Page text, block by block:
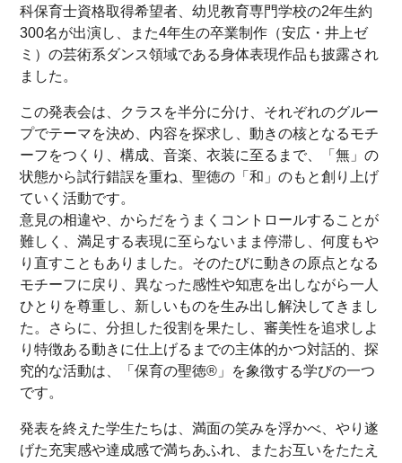
科保育士資格取得希望者、幼児教育専門学校の2年生約
300名が出演し、また4年生の卒業制作（安広・井上ゼ
ミ）の芸術系ダンス領域である身体表現作品も披露され
ました。
この発表会は、クラスを半分に分け、それぞれのグルー
プでテーマを決め、内容を探求し、動きの核となるモチ
ーフをつくり、構成、音楽、衣装に至るまで、「無」の
状態から試行錯誤を重ね、聖徳の「和」のもと創り上げ
ていく活動です。
意見の相違や、からだをうまくコントロールすることが
難しく、満足する表現に至らないまま停滞し、何度もや
り直すこともありました。そのたびに動きの原点となる
モチーフに戻り、異なった感性や知恵を出しながら一人
ひとりを尊重し、新しいものを生み出し解決してきまし
た。さらに、分担した役割を果たし、審美性を追求しよ
り特徴ある動きに仕上げるまでの主体的かつ対話的、探
究的な活動は、「保育の聖徳®」を象徴する学びの一つ
です。
発表を終えた学生たちは、満面の笑みを浮かべ、やり遂
げた充実感や達成感で満ちあふれ、またお互いをたたえ